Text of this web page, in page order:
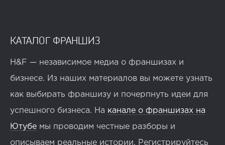
КАТАЛОГ ФРАНШИЗ
H&F — независимое медиа о франшизах и
бизнесе. Из наших материалов вы можете узнать
как выбирать франшизу и почерпнуть идеи для
успешного бизнеса. На канале о франшизах на
Ютубе мы проводим честные разборы и
описываем реальные истории. Регистрируйтесь